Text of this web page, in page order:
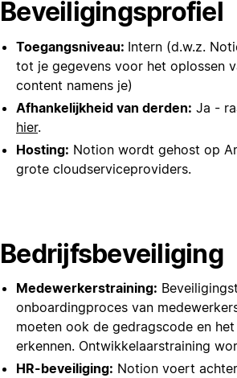
Beveiligingsprofiel
Toegangsniveau: Intern (d.w.z.
tot je gegevens voor het oplossen
content namens je)
Afhankelijkheid van derden: Ja -
hier.
Hosting: Notion wordt gehost op
grote cloudserviceproviders.
Bedrijfsbeveiliging
Medewerkerstraining:
onboardingproces van
moeten ook de gedragscode en
erkennen. Ontwikkelaarstraining
HR-beveiliging: Notion voert